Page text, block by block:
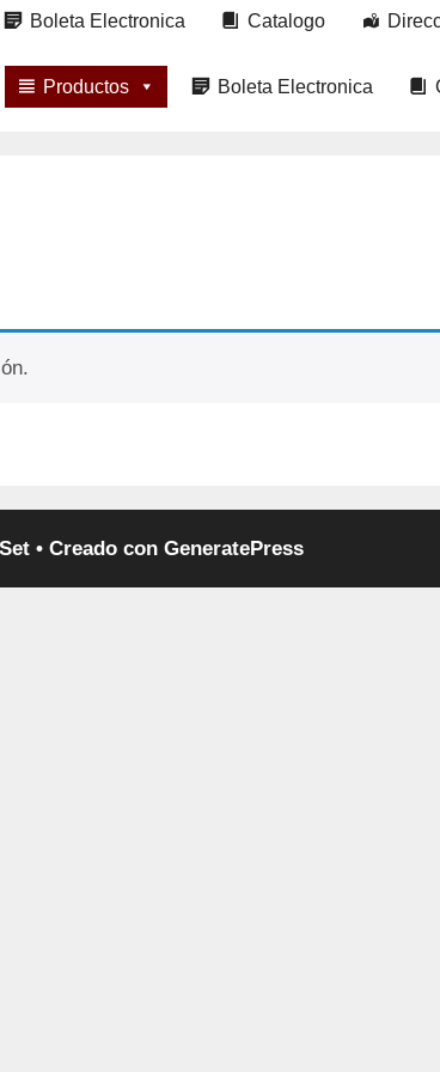
Boleta Electronica Catalogo
Productos Boleta Electronica
• Creado con GeneratePress